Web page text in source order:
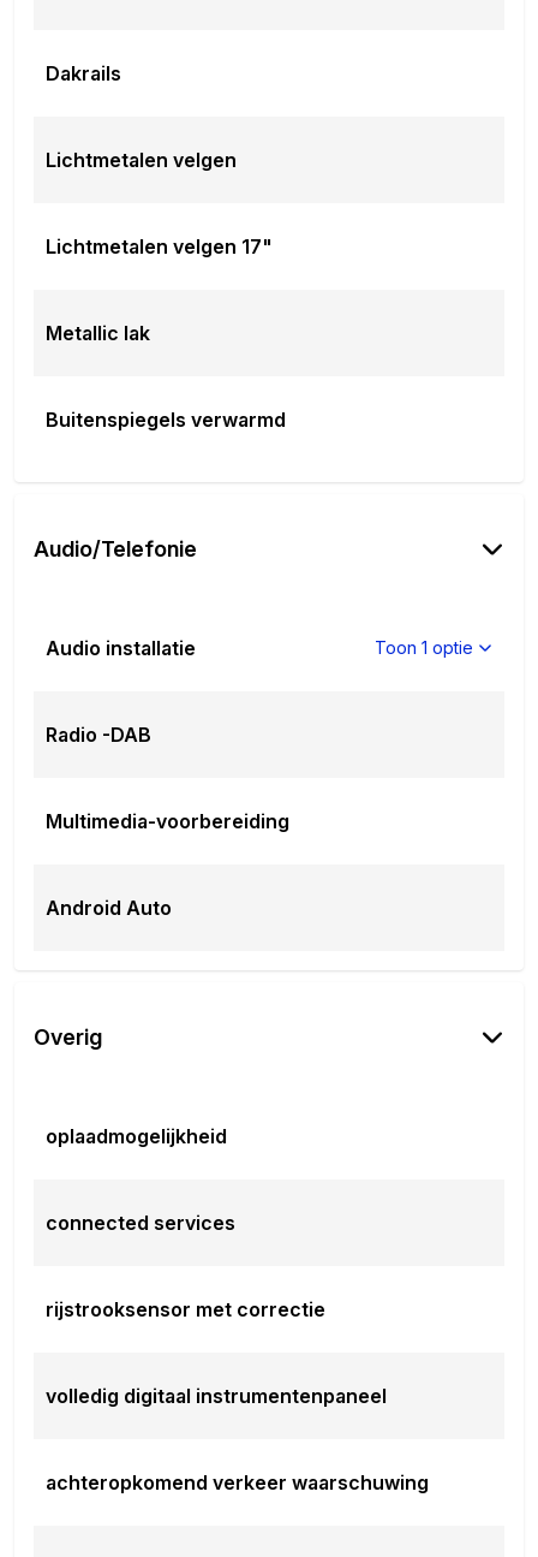
Dakrails
Lichtmetalen velgen
Lichtmetalen velgen 17"
Metallic lak
Buitenspiegels verwarmd
Audio/Telefonie
Audio installatie Toon 1 optie
Radio -DAB
Multimedia-voorbereiding
Android Auto
Overig
oplaadmogelijkheid
connected services
rijstrooksensor met correctie
volledig digitaal instrumentenpaneel
achteropkomend verkeer waarschuwing